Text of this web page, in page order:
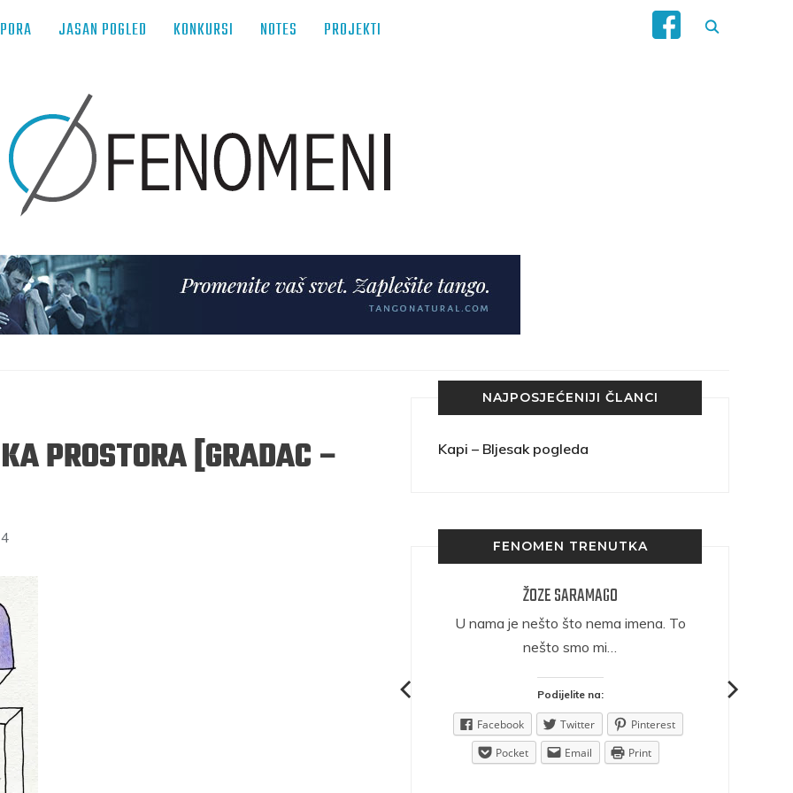
JASAN POGLED KONKURSI NOTES PROJEKTI
PROSTORA [GRADAC –
NAJPOSJEĆENIJI ČLANCI
Kapi – Bljesak pogleda
FENOMEN TRENUTKA
ŽOZE SARAMAGO
U nama je nešto što nema imena. To
nešto smo mi…
Podijelite na:
Facebook Twitter
Pinterest
Pocket
Email Print
JESENJIN
navikli na življenje pod
navikli smo da užižemo
ikonama, ali ne i pred
Podijelite na: